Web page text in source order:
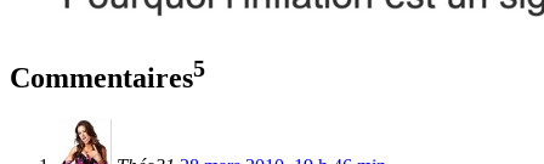
Commentaires5